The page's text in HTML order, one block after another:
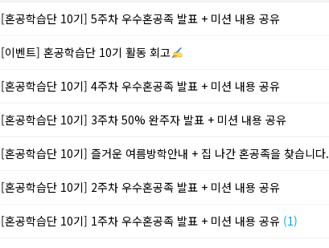
[혼공학습단 10기] 5주차 우수혼공족 발표 + 미션 내용 공유
[이벤트] 혼공학습단 10기 활동 회고
[혼공학습단 10기] 4주차 우수혼공족 발표 + 미션 내용 공유
[혼공학습단 10기] 3주차 50% 완주자 발표 + 미션 내용 공유
[혼공학습단 10기] 즐거운 여름방학안내 + 집 나간 혼공족을 찾습니다.
[혼공학습단 10기] 2주차 우수혼공족 발표 + 미션 내용 공유
[혼공학습단 10기] 1주차 우수혼공족 발표 + 미션 내용 공유 (1)